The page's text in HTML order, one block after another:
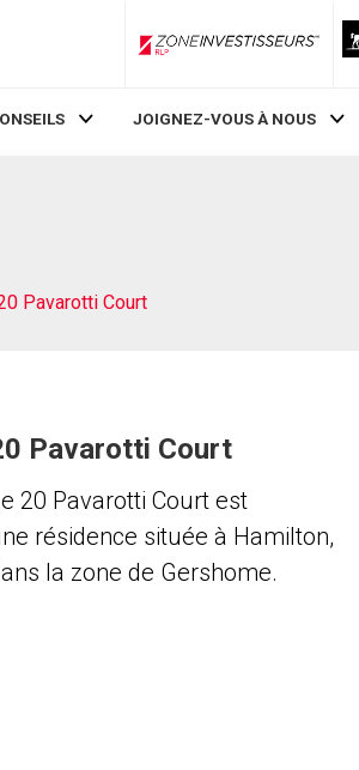
ZoneInvestisseurs
JOIGNEZ-VOUS À NOUS
Pavarotti Court
Pavarotti Court
20 Pavarotti Court est
résidence située à Hamilton,
la zone de Gershome.